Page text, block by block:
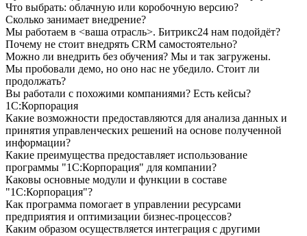
Что выбрать: облачную или коробочную версию?
Сколько занимает внедрение?
Мы работаем в <ваша отрасль>. Битрикс24 нам подойдёт?
Почему не стоит внедрять CRM самостоятельно?
Можно ли внедрить без обучения? Мы и так загружены.
Мы пробовали демо, но оно нас не убедило. Стоит ли
продолжать?
Вы работали с похожими компаниями? Есть кейсы?
1С:Корпорация
Какие возможности предоставляются для анализа данных и
принятия управленческих решений на основе полученной
информации?
Какие преимущества предоставляет использование
программы "1С:Корпорация" для компании?
Каковы основные модули и функции в составе
"1С:Корпорация"?
Как программа помогает в управлении ресурсами
предприятия и оптимизации бизнес-процессов?
Каким образом осуществляется интеграция с другими